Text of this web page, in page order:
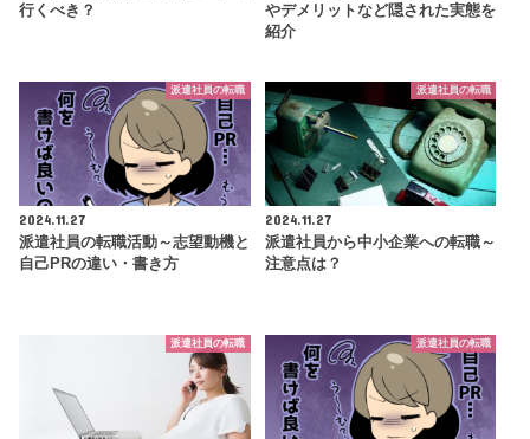
行くべき？
やデメリットなど隠された実態を
紹介
派遣社員の転職
2024.11.27
派遣社員の転職活動～志望動機と
自己PRの違い・書き方
派遣社員の転職
2024.11.27
派遣社員から中小企業への転職～
注意点は？
派遣社員の転職 派遣社員の転職